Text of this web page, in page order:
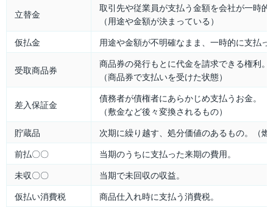
立替金
取引先や従業員が支払う金額を会社が一時
（用途や金額が決まっている）
仮払金
用途や金額が不明確なまま、一時的に支払
受取商品券
商品券の発行もとに代金を請求できる権利。
（商品券で支払いを受けた状態）
差入保証金
債務者が債権者にあらかじめ支払うお金。
（敷金など後々変換されるもの）
貯蔵品
次期に繰り越す、処分価値のあるもの。（
前払〇〇
当期のうちに支払った来期の費用。
未収〇〇
当期で未回収の収益。
仮払い消費税
商品仕入れ時に支払う消費税。